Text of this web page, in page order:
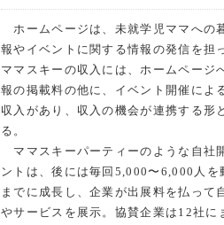
ホームページは、未就学児ママへの
報やイベントに関する情報の発信を担
ママスキーの収入には、ホームページ
報の掲載料の他に、イベント開催によ
収入があり、収入の機会が連携する形
る。
ママスキーパーティーのような自社
ントは、後には毎回5,000〜6,000人を
までに成長し、企業が出展料を払って
やサービスを展示。協賛企業は12社に